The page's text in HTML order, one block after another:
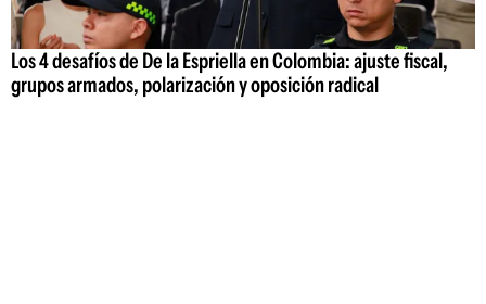
Los 4 desafíos de De la Espriella en Colombia: ajuste fiscal,
grupos armados, polarización y oposición radical